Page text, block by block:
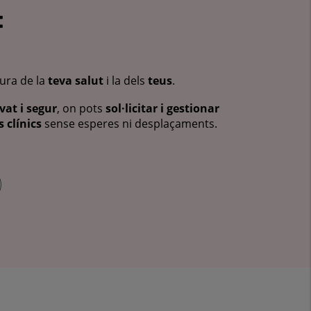
de la teva salut i la dels teus.
i segur, on pots sol·licitar i gestionar
clínics sense esperes ni desplaçaments.